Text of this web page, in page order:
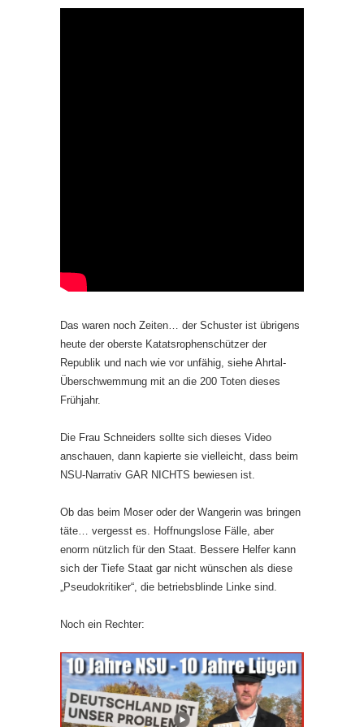
Das waren noch Zeiten… der Schuster ist übrigens
heute der oberste Katatsrophenschützer der
Republik und nach wie vor unfähig, siehe Ahrtal-
Überschwemmung mit an die 200 Toten dieses
Frühjahr.
Die Frau Schneiders sollte sich dieses Video
anschauen, dann kapierte sie vielleicht, dass beim
NSU-Narrativ GAR NICHTS bewiesen ist.
Ob das beim Moser oder der Wangerin was bringen
täte… vergesst es. Hoffnungslose Fälle, aber
enorm nützlich für den Staat. Bessere Helfer kann
sich der Tiefe Staat gar nicht wünschen als diese
„Pseudokritiker“, die betriebsblinde Linke sind.
Noch ein Rechter: